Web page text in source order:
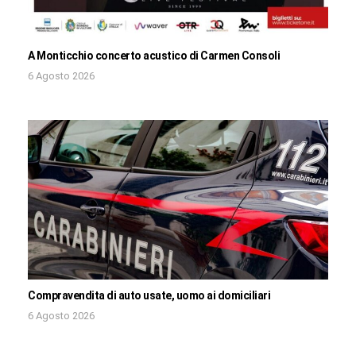
A Monticchio concerto acustico di Carmen Consoli
6 Agosto 2026
Compravendita di auto usate, uomo ai domiciliari
6 Agosto 2026